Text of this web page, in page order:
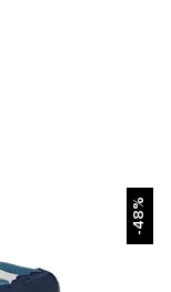
-48%